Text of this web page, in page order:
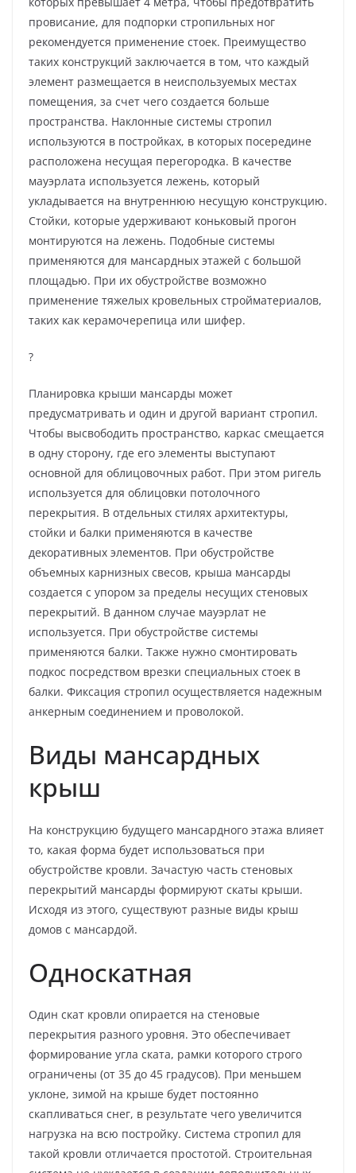
провисание, для подпорки стропильных ног
рекомендуется применение стоек. Преимущество
таких конструкций заключается в том, что каждый
элемент размещается в неиспользуемых местах
помещения, за счет чего создается больше
пространства. Наклонные системы стропил
используются в постройках, в которых посередине
расположена несущая перегородка. В качестве
мауэрлата используется лежень, который
укладывается на внутреннюю несущую конструкцию.
Стойки, которые удерживают коньковый прогон
монтируются на лежень. Подобные системы
применяются для мансардных этажей с большой
площадью. При их обустройстве возможно
применение тяжелых кровельных стройматериалов,
таких как керамочерепица или шифер.
?
Планировка крыши мансарды может
предусматривать и один и другой вариант стропил.
Чтобы высвободить пространство, каркас смещается
в одну сторону, где его элементы выступают
основной для облицовочных работ. При этом ригель
используется для облицовки потолочного
перекрытия. В отдельных стилях архитектуры,
стойки и балки применяются в качестве
декоративных элементов. При обустройстве
объемных карнизных свесов, крыша мансарды
создается с упором за пределы несущих стеновых
перекрытий. В данном случае мауэрлат не
используется. При обустройстве системы
применяются балки. Также нужно смонтировать
подкос посредством врезки специальных стоек в
балки. Фиксация стропил осуществляется надежным
анкерным соединением и проволокой.
Виды мансардных
крыш
На конструкцию будущего мансардного этажа влияет
то, какая форма будет использоваться при
обустройстве кровли. Зачастую часть стеновых
перекрытий мансарды формируют скаты крыши.
Исходя из этого, существуют разные виды крыш
домов с мансардой.
Односкатная
Один скат кровли опирается на стеновые
перекрытия разного уровня. Это обеспечивает
формирование угла ската, рамки которого строго
ограничены (от 35 до 45 градусов). При меньшем
уклоне, зимой на крыше будет постоянно
скапливаться снег, в результате чего увеличится
нагрузка на всю постройку. Система стропил для
такой кровли отличается простотой. Строительная